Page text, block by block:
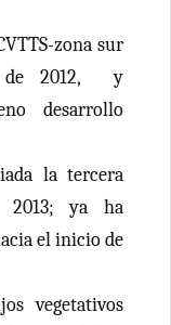
zona sur
de 2012, y
desarrollo
la tercera
ya ha
el inicio de
vegetativos